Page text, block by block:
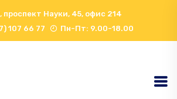
проспект Науки, 45, офис 214
107 66 77
Пн-Пт: 9.00-18.00